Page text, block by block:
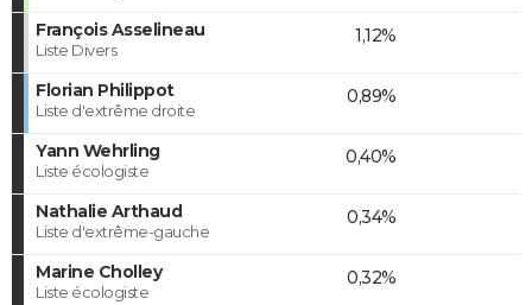
François Asselineau
Liste Divers
1,12%
Florian Philippot
Liste d'extrême droite
0,89%
Yann Wehrling
Liste écologiste
0,40%
Nathalie Arthaud
Liste d'extrême-gauche
0,34%
Marine Cholley
Liste écologiste
0,32%